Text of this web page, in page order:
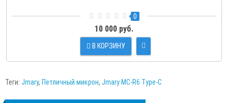
0
10 000 руб.
В КОРЗИНУ
Теги: Jmary, Петличный микрон, Jmary MC-R6 Type-C